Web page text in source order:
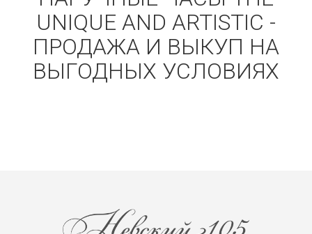
UNIQUE AND ARTISTIC -
ПРОДАЖА И ВЫКУП НА
ВЫГОДНЫХ УСЛОВИЯХ